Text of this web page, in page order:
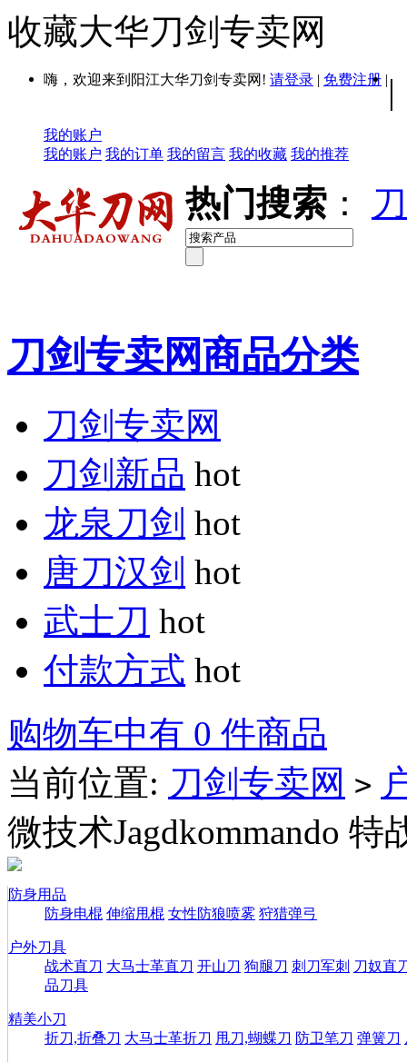
收藏大华刀剑专卖网
嗨，欢迎来到阳江大华刀剑专卖网! 请登录 | 免费注册 | |
我的账户
我的账户 我的订单 我的留言 我的收藏 我的推荐
热门搜索 ：
刀剑专卖网商品分类
刀剑专卖网
刀剑新品 hot
龙泉刀剑 hot
唐刀汉剑 hot
武士刀 hot
付款方式 hot
购物车中有 0 件商品
当前位置: 刀剑专卖网 >
微技术Jagdkommando
防身用品
防身电棍 伸缩甩棍 女性防狼喷雾 狩猎弹弓
户外刀具
战术直刀 大马士革直刀 开山刀 狗腿刀 刺刀军刺 刀奴直
品刀具
精美小刀
折刀,折叠刀 大马士革折刀 甩刀,蝴蝶刀 防卫笔刀 弹簧刀